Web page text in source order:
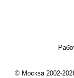
© Москва 2002-